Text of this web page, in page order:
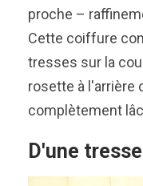
proche –
Cette coiffure
tresses sur la
rosette à l'arrière
complètement
D'une